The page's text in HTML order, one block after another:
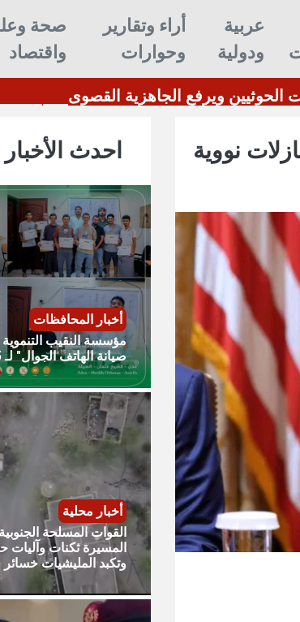
عربية
ودولية
أراء وتقارير
وحوارات
صحة
واقتصاد
الدفاع الوطني يقر الرد الحازم على
نووية
احدث الأخبار
أخبار المحافظات
مؤسسة النقيب التنموية
صيانة الهاتف الجوال" لـ 15 متدرباً.
أخبار محلية
القوات المسلحة
المسيرة ثكنات وآليات
وتكبد المليشيات خسائر